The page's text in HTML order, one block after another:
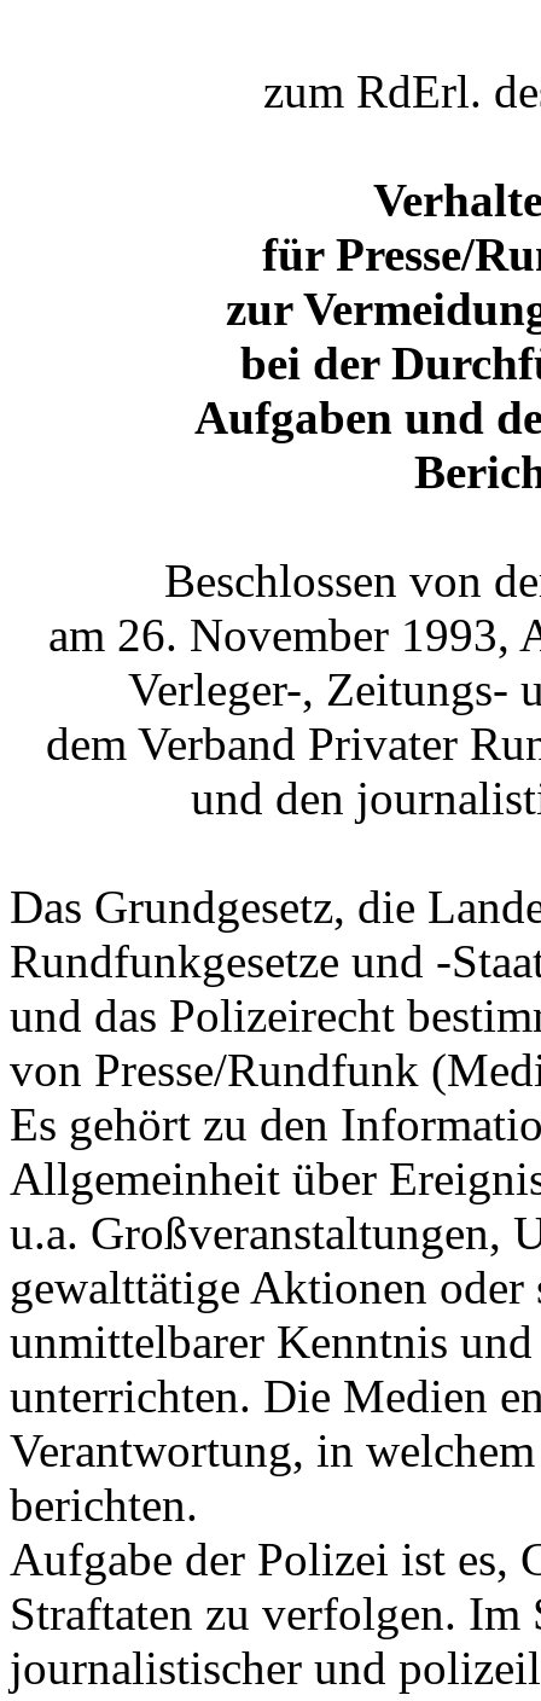
zum RdErl.
für Presse/
zur
bei der
Aufgaben und
Beschlossen von
am 26. November 1993,
Verleger-, Zeitungs-
dem Verband Privater
und den
Das Grundgesetz, die
Rundfunkgesetze und -
und das Polizeirecht
von Presse/Rundfunk
Es gehört zu den
Allgemeinheit über
u.a. Großveranstaltungen,
gewalttätige Aktionen
unmittelbarer Kenntnis
unterrichten. Die Medien
Verantwortung, in
berichten.
Aufgabe der Polizei ist es,
Straftaten zu verfolgen. Im
journalistischer und